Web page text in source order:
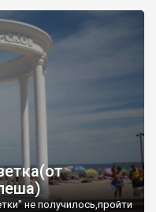
не получилось,пройти